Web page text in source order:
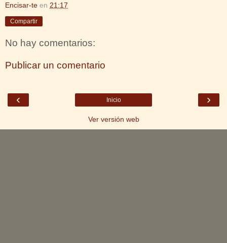
Encisar-te en 21:17
Compartir
No hay comentarios:
Publicar un comentario
‹ ›
Inicio
Ver versión web